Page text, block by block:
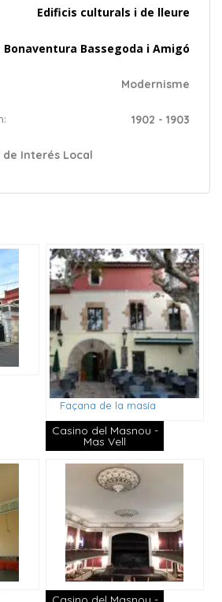
Edificis culturals i de lleure
Bonaventura Bassegoda i Amigó
Modernisme
1902 - 1903
de Interés Local
Façana de la masía
Casino del Masnou -
Mas Vell